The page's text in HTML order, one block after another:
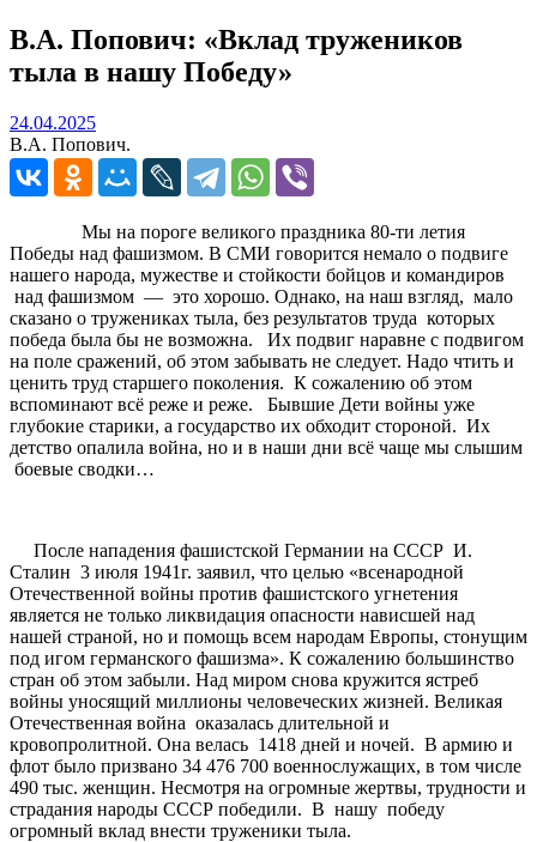
В.А. Попович: «Вклад тружеников
тыла в нашу Победу»
24.04.202524.04.2025
В.А. Попович.
Мы на пороге великого праздника 80-ти летия
Победы над фашизмом. В СМИ говорится немало о подвиге
нашего народа, мужестве и стойкости бойцов и командиров
над фашизмом — это хорошо. Однако, на наш взгляд, мало
сказано о тружениках тыла, без результатов труда которых
победа была бы не возможна. Их подвиг наравне с подвигом
на поле сражений, об этом забывать не следует. Надо чтить и
ценить труд старшего поколения. К сожалению об этом
вспоминают всё реже и реже. Бывшие Дети войны уже
глубокие старики, а государство их обходит стороной. Их
детство опалила война, но и в наши дни всё чаще мы слышим
боевые сводки…
После нападения фашистской Германии на СССР И.
Сталин 3 июля 1941г. заявил, что целью «всенародной
Отечественной войны против фашистского угнетения
является не только ликвидация опасности нависшей над
нашей страной, но и помощь всем народам Европы, стонущим
под игом германского фашизма». К сожалению большинство
стран об этом забыли. Над миром снова кружится ястреб
войны уносящий миллионы человеческих жизней. Великая
Отечественная война оказалась длительной и
кровопролитной. Она велась 1418 дней и ночей. В армию и
флот было призвано 34 476 700 военнослужащих, в том числе
490 тыс. женщин. Несмотря на огромные жертвы, трудности и
страдания народы СССР победили. В нашу победу
огромный вклад внести труженики тыла.